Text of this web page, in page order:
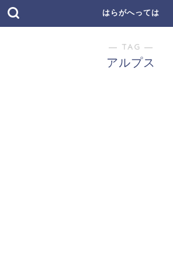
はらがへっては
― TAG ―
アルプス